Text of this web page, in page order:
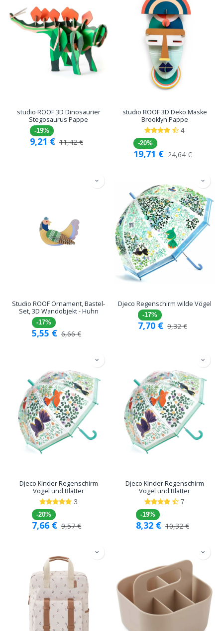
studio ROOF 3D Dinosaurier
Stegosaurus Pappe
-19%
9,21 € 11,42€
studio ROOF 3D Deko Maske
Brooklyn Pappe
4
-20%
19,71 € 24,64€
Studio ROOF Ornament, Bastel-
Set, 3D Wandobjekt - Huhn
-17%
5,55 € 6,66€
Djeco Regenschirm wilde Vögel
-17%
7,70 € 9,32€
Djeco Kinder Regenschirm
Vögel und Blätter
3
-20%
7,66 € 9,57€
Djeco Kinder Regenschirm
Vögel und Blätter
7
-19%
8,32 € 10,32€